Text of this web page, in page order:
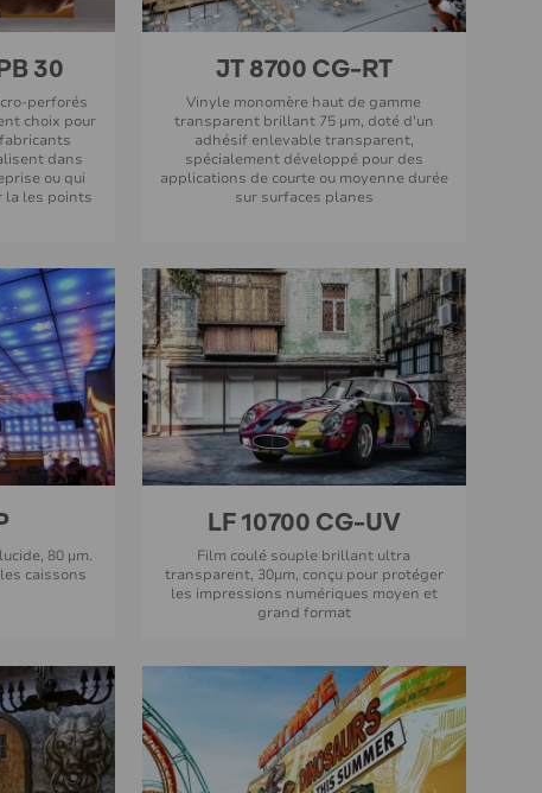
30
perforés
choix pour
dans
ou qui
la les points
JT 8700 CG-RT
Vinyle monomère haut de gamme
transparent brillant 75 µm, doté d'un
adhésif enlevable transparent,
spécialement développé pour des
applications de courte ou moyenne durée
sur surfaces planes
80 µm.
caissons
LF 10700 CG-UV
Film coulé souple brillant ultra
transparent, 30μm, conçu pour protéger
les impressions numériques moyen et
grand format